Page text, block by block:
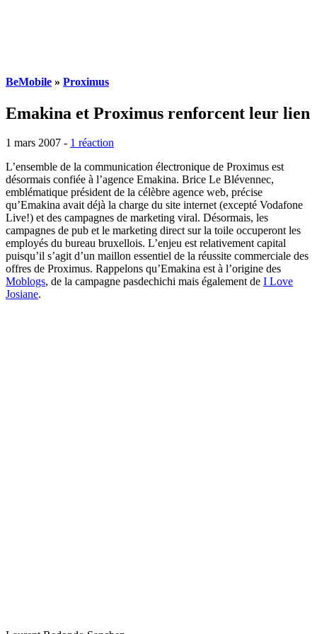
BeMobile » Proximus
Emakina et Proximus renforcent leur lien
1 mars 2007 - 1 réaction
L’ensemble de la communication électronique de Proximus est
désormais confiée à l’agence Emakina. Brice Le Blévennec,
emblématique président de la célèbre agence web, précise
qu’Emakina avait déjà la charge du site internet (excepté Vodafone
Live!) et des campagnes de marketing viral. Désormais, les
campagnes de pub et le marketing direct sur la toile occuperont les
employés du bureau bruxellois. L’enjeu est relativement capital
puisqu’il s’agit d’un maillon essentiel de la réussite commerciale des
offres de Proximus. Rappelons qu’Emakina est à l’origine des
Moblogs, de la campagne pasdechichi mais également de I Love
Josiane.